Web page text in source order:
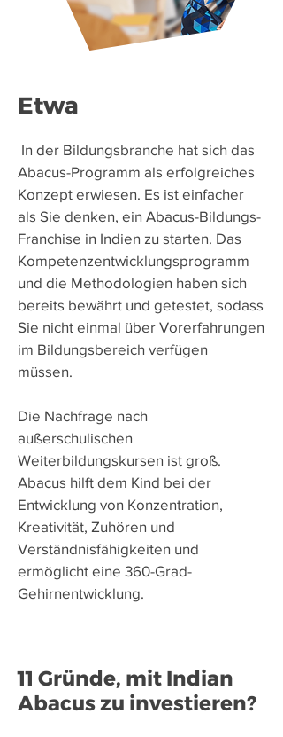
Etwa
In der Bildungsbranche hat sich das
Abacus-Programm als erfolgreiches
Konzept erwiesen. Es ist einfacher
als Sie denken, ein Abacus-Bildungs-
Franchise in Indien zu starten. Das
Kompetenzentwicklungsprogramm
und die Methodologien haben sich
bereits bewährt und getestet, sodass
Sie nicht einmal über Vorerfahrungen
im Bildungsbereich verfügen
müssen.
Die Nachfrage nach
außerschulischen
Weiterbildungskursen ist groß.
Abacus hilft dem Kind bei der
Entwicklung von Konzentration,
Kreativität, Zuhören und
Verständnisfähigkeiten und
ermöglicht eine 360-Grad-
Gehirnentwicklung.
11 Gründe, mit Indian
Abacus zu investieren?